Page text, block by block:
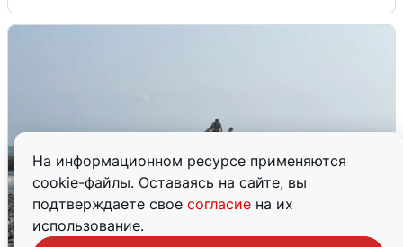
На информационном ресурсе применяются
cookie-файлы. Оставаясь на сайте, вы
подтверждаете свое согласие на их
использование.